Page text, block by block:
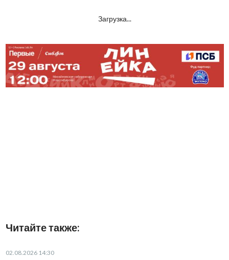
Загрузка...
Читайте также:
02.08.2026 14:30